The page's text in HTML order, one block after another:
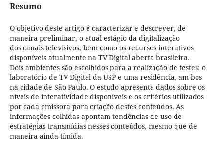
Resumo
O objetivo deste artigo é caracterizar e descrever, de
maneira preliminar, o atual estágio da digitalização
dos canais televisivos, bem como os recursos interativos
disponíveis atualmente na TV Digital aberta brasileira.
Dois ambientes são escolhidos para a realização de testes: o
laboratório de TV Digital da USP e uma residência, am-bos
na cidade de São Paulo. O estudo apresenta dados sobre os
níveis de interatividade disponíveis e os critérios utilizados
por cada emissora para criação destes conteúdos. As
informações colhidas apontam tendências de uso de
estratégias transmídias nesses conteúdos, mesmo que de
maneira ainda tímida.